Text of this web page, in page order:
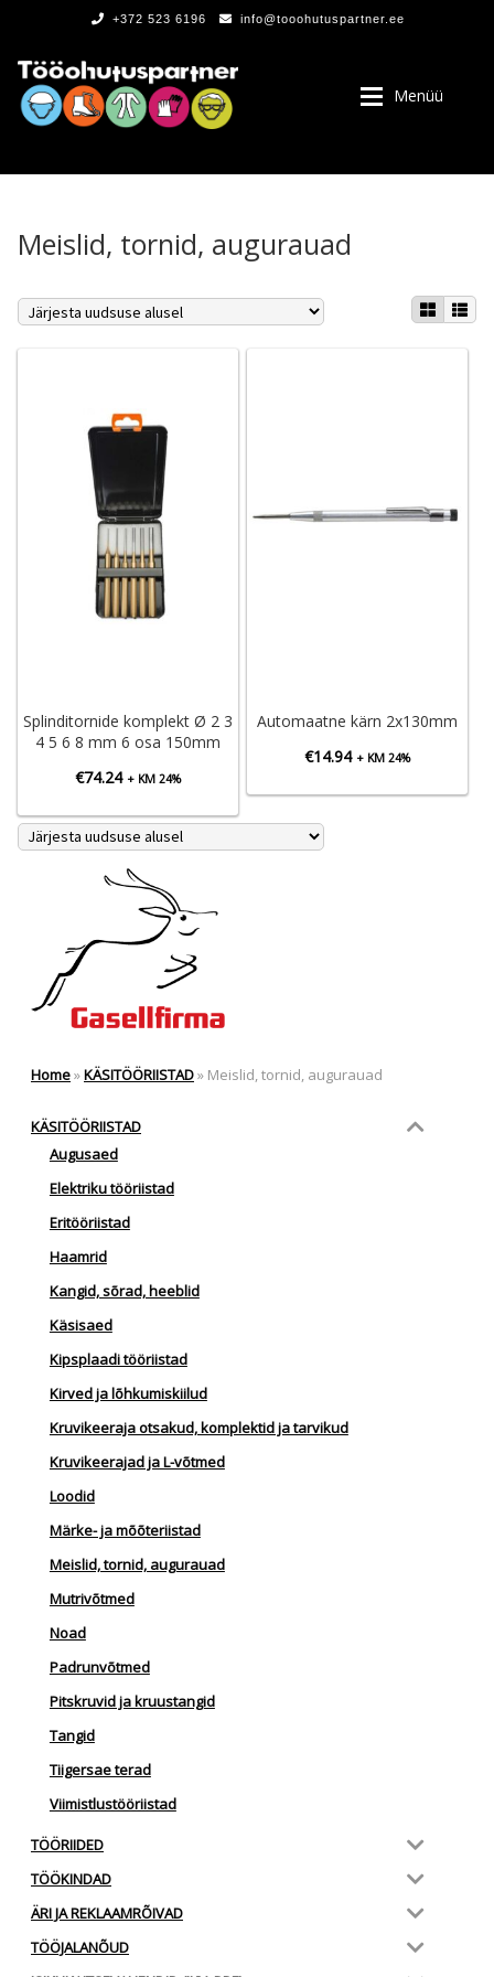
+372 523 6196 info@tooohutuspartner.ee
Menüü
Meislid, tornid, augurauad
Splinditornide komplekt Ø 2 3
4 5 6 8 mm 6 osa 150mm
€74.24 + KM 24%
Automaatne kärn 2x130mm
€14.94 + KM 24%
Home»KÄSITÖÖRIISTAD» Meislid, tornid, augurauad
KÄSITÖÖRIISTAD
Augusaed
Elektriku tööriistad
Eritööriistad
Haamrid
Kangid, sõrad, heeblid
Käsisaed
Kipsplaadi tööriistad
Kirved ja lõhkumiskiilud
Kruvikeeraja otsakud, komplektid ja tarvikud
Kruvikeerajad ja L-võtmed
Loodid
Märke- ja mõõteriistad
Meislid, tornid, augurauad
Mutrivõtmed
Noad
Padrunvõtmed
Pitskruvid ja kruustangid
Tangid
Tiigersae terad
Viimistlustööriistad
TÖÖRIIDED
TÖÖKINDAD
ÄRI JA REKLAAMRÕIVAD
TÖÖJALANÕUD